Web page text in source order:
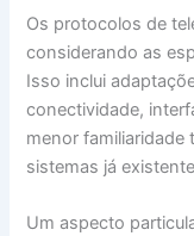
Os protocolos de
considerando as
Isso inclui
conectividade,
menor familiaridade
sistemas já
Um aspecto